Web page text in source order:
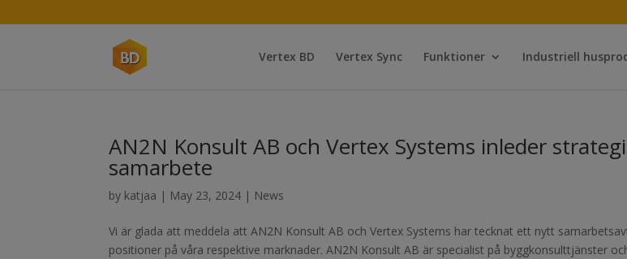
Vertex BD Vertex Sync Funktioner Industriell
AN2N Konsult AB och Vertex Systems inleder
samarbete
by katjaa | May 23, 2024 | News
Vi är glada att meddela att AN2N Konsult AB och Vertex Systems har tecknat ett nytt
positioner på våra respektive marknader. AN2N Konsult AB är specialist på byggkonsulttjänster